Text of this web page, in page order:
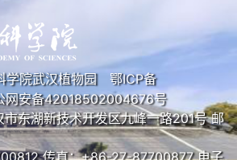
WH, Zhang B, Cai YM, Gao
Sun JL, Zheng BB, Wang L, Li L,
Evaluation of chlorogenic
in cultivated and wild
of Food Composition and
104156
# ,Liao L #, Xu JS, Han YP, Li L*.
学院武汉植物园 鄂ICP备
网安备42018502004676号
东湖新技术开发区九峰一路201号 邮